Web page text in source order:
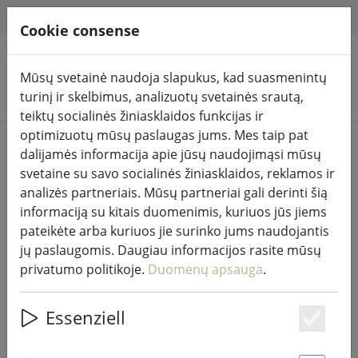
Ieškoti produktų
įspaudas
Meilon GmbH
Konrado Zuse žiedas 31
53424 Remagenas
Vokietija
Tel.: +49 (0)2642 / 40 52 88 0
Cookie consense
Mūsų svetainė naudoja slapukus, kad suasmenintų
turinį ir skelbimus, analizuotų svetainės srautą,
teiktų socialinės žiniasklaidos funkcijas ir
optimizuotų mūsų paslaugas jums. Mes taip pat
dalijamės informacija apie jūsų naudojimąsi mūsų
svetaine su savo socialinės žiniasklaidos, reklamos ir
analizės partneriais. Mūsų partneriai gali derinti šią
informaciją su kitais duomenimis, kuriuos jūs jiems
pateikėte arba kuriuos jie surinko jums naudojantis
jų paslaugomis. Daugiau informacijos rasite mūsų
privatumo politikoje. Duomenų apsauga.
Essenziell